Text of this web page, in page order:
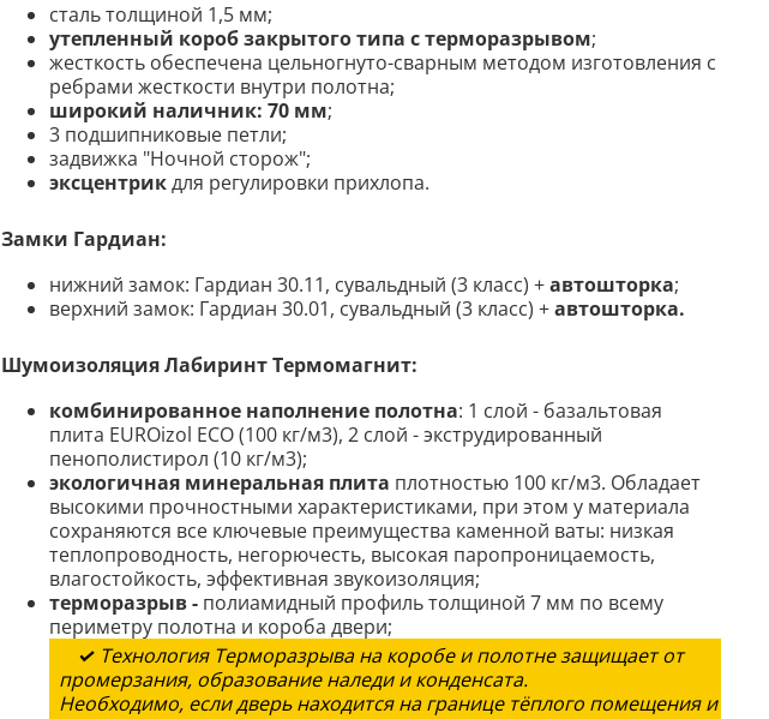
стальтолщиной 1,5 мм;
утепленный короб закрытого типа с терморазрывом;
жесткость обеспечена цельногнуто-сварным методом изготовления с
ребрами жесткости внутри полотна;
широкий наличник: 70 мм;
3 подшипниковые петли;
задвижка "Ночной сторож";
эксцентрикдля регулировки прихлопа.
Замки Гардиан:
нижний замок: Гардиан 30.11, сувальдный (3 класс) +автошторка;
верхний замок: Гардиан 30.01, сувальдный (3 класс) +автошторка.
Шумоизоляция Лабиринт Термомагнит:
комбинированное наполнение полотна: 1 слой - базальтовая
плита EUROizol ECO (100 кг/м3), 2 слой - экструдированный
пенополистирол (10 кг/м3);
экологичная минеральная плита плотностью 100 кг/м3. Обладает
высокими прочностными характеристиками, при этом у материала
сохраняются все ключевые преимущества каменной ваты: низкая
теплопроводность, негорючесть, высокая паропроницаемость,
влагостойкость, эффективная звукоизоляция;
терморазрыв - полиамидный профиль толщиной 7 мм по всему
периметру полотна и короба двери;
✓ Технология Терморазрыва на коробе и полотне защищает от
промерзания, образование наледи и конденсата.
Необходимо, если дверь находится на границе тёплого помещения и